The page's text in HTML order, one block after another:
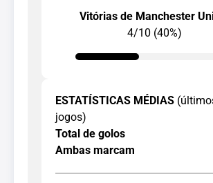
Vitórias de Manchester
4/10 (40%)
ESTATÍSTICAS MÉDIAS
jogos)
Total de golos
Ambas marcam